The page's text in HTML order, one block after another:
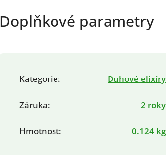
Doplňkové parametry
Kategorie: Duhové elixíry
Záruka: 2 roky
Hmotnost: 0.124 kg